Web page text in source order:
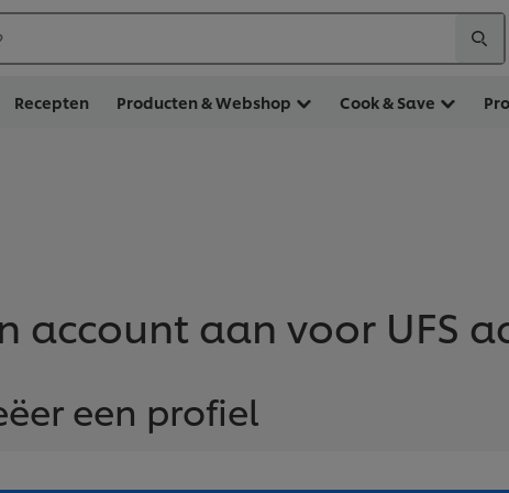
Recepten Producten & Webshop Cook & Save
account aan voor UFS
een profiel